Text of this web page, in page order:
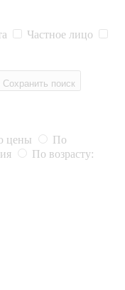
Частное лицо
Сохранить поиск
цены
По
По возрасту: